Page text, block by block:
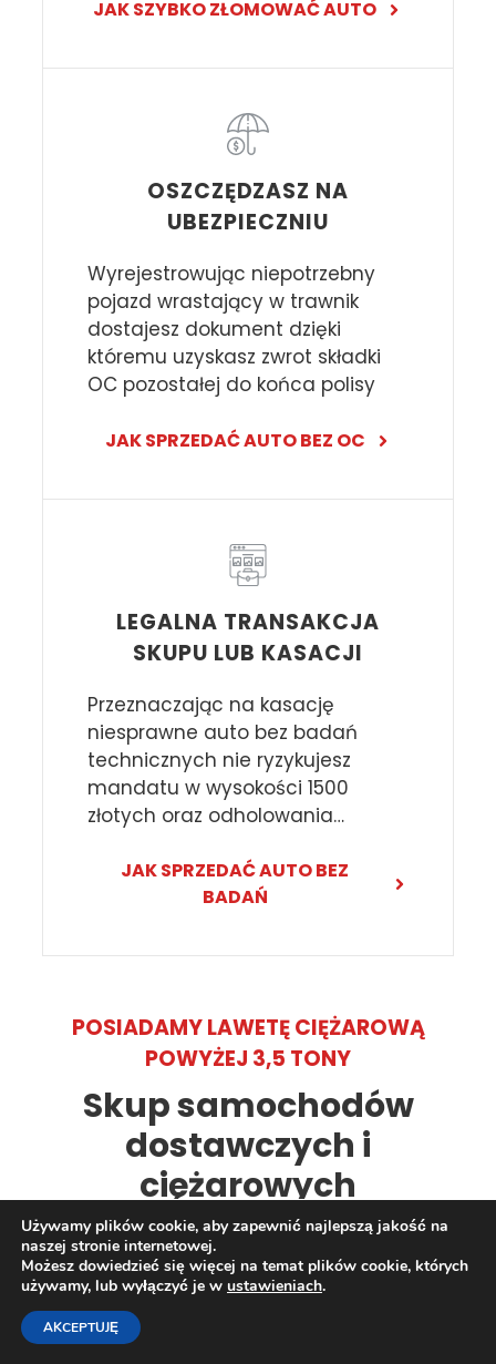
JAK SZYBKO ZŁOMOWAĆ AUTO
OSZCZĘDZASZ NA
UBEZPIECZNIU
Wyrejestrowując niepotrzebny
pojazd wrastający w trawnik
dostajesz dokument dzięki
któremu uzyskasz zwrot składki
OC pozostałej do końca polisy
JAK SPRZEDAĆ AUTO BEZ OC
LEGALNA TRANSAKCJA
SKUPU LUB KASACJI
Przeznaczając na kasację
niesprawne auto bez badań
technicznych nie ryzykujesz
mandatu w wysokości 1500
złotych oraz odholowania…
JAK SPRZEDAĆ AUTO BEZ
BADAŃ
POSIADAMY LAWETĘ CIĘŻAROWĄ
POWYŻEJ 3,5 TONY
Skup samochodów
dostawczych i
ciężarowych
Używamy plików cookie, aby zapewnić najlepszą jakość na
naszej stronie internetowej.
Możesz dowiedzieć się więcej na temat plików cookie, których
używamy, lub wyłączyć je w ustawieniach.
AKCEPTUJĘ